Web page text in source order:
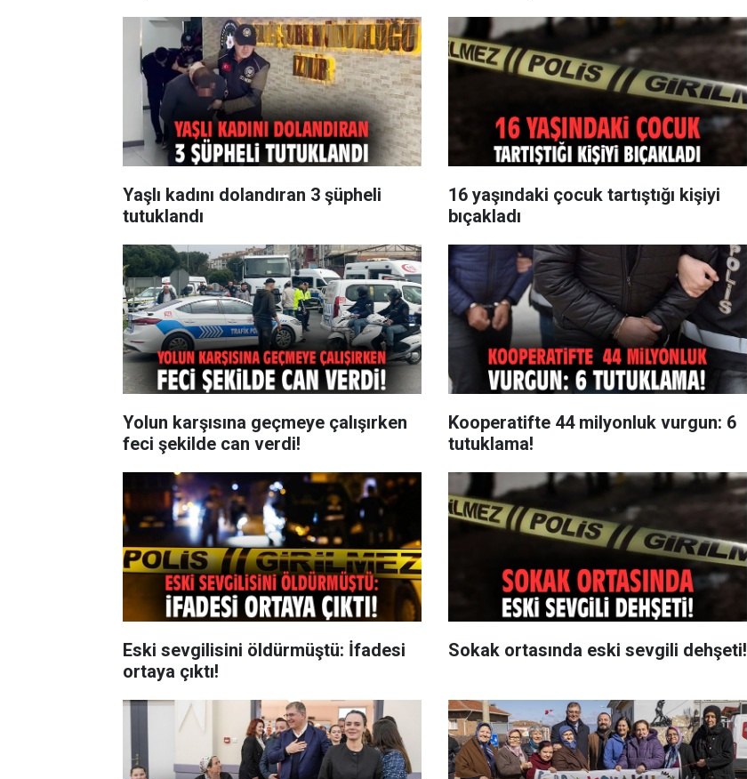
Yaşlı kadını dolandıran 3 şüpheli
tutuklandı
16 yaşındaki çocuk tartıştığı kişiyi
bıçakladı
Yolun karşısına geçmeye çalışırken
feci şekilde can verdi!
Kooperatifte 44 milyonluk vurgun: 6
tutuklama!
Eski sevgilisini öldürmüştü: İfadesi
ortaya çıktı!
Sokak ortasında eski sevgili dehşeti!